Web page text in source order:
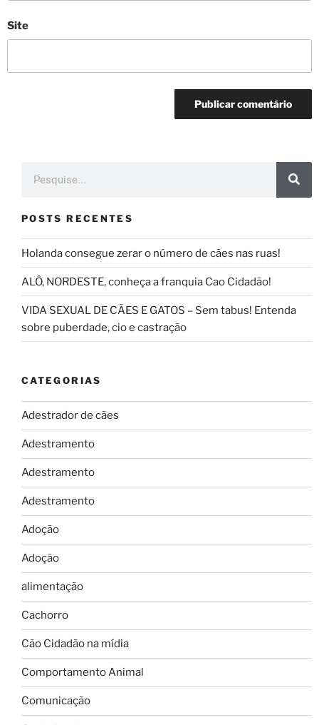
Site
POSTS RECENTES
Holanda consegue zerar o número de cães nas ruas!
ALÔ, NORDESTE, conheça a franquia Cao Cidadão!
VIDA SEXUAL DE CÃES E GATOS – Sem tabus! Entenda
sobre puberdade, cio e castração
CATEGORIAS
Adestrador de cães
Adestramento
Adestramento
Adestramento
Adoção
Adoção
alimentação
Cachorro
Cão Cidadão na mídia
Comportamento Animal
Comunicação